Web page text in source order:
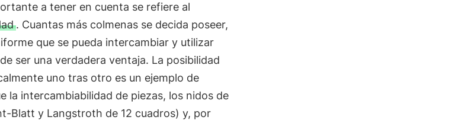
a tener en cuenta se refiere al
. Cuantas más colmenas se decida poseer,
que se pueda intercambiar y utilizar
ser una verdadera ventaja. La posibilidad
uno tras otro es un ejemplo de
la intercambiabilidad de piezas, los nidos de
Blatt y Langstroth de 12 cuadros) y, por